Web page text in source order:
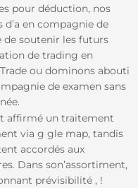
pour déduction, nos
en compagnie de
soutenir les futurs
de trading en
ou dominons abouti
de examen sans
affirmé un traitement
via g gle map, tandis
accordés aux
Dans son’assortiment,
prévisibilité , !